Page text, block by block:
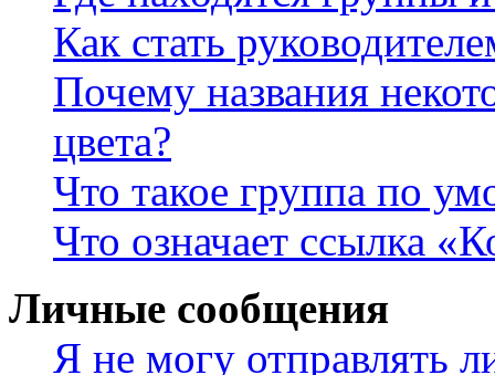
Как стать
Почему названия
цвета?
Что такое группа по
Что означает ссылка
Личные сообщения
Я не могу отправлять